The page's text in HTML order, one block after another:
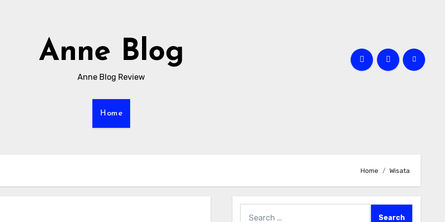
Anne Blog
Anne Blog Review
Home
Home Wisata